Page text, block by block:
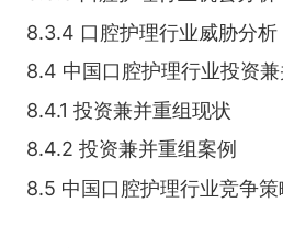
8.3.4 口腔护理行业威胁分析
8.4 中国口腔护理行业投资
8.4.1 投资兼并重组现状
8.4.2 投资兼并重组案例
8.5 中国口腔护理行业竞争策